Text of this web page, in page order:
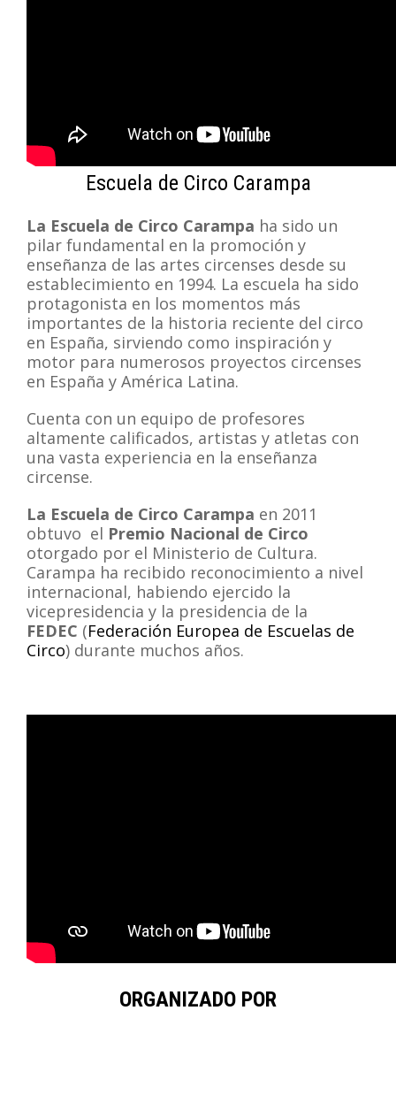
Escuela de Circo Carampa
La Escuela de Circo Carampa ha sido un
pilar fundamental en la promoción y
enseñanza de las artes circenses desde su
establecimiento en 1994. La escuela ha sido
protagonista en los momentos más
importantes de la historia reciente del circo
en España, sirviendo como inspiración y
motor para numerosos proyectos circenses
en España y América Latina.
Cuenta con un equipo de profesores
altamente calificados, artistas y atletas con
una vasta experiencia en la enseñanza
circense.
La Escuela de Circo Carampa en 2011
obtuvo el Premio Nacional de Circo
otorgado por el Ministerio de Cultura.
Carampa ha recibido reconocimiento a nivel
internacional, habiendo ejercido la
vicepresidencia y la presidencia de la
FEDEC (Federación Europea de Escuelas de
Circo) durante muchos años.
ORGANIZADO POR